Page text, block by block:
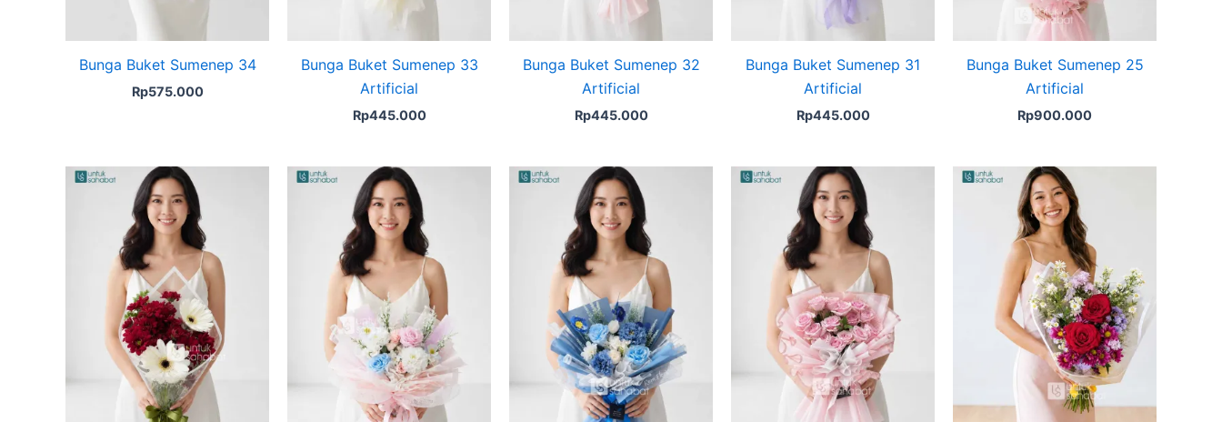
Bunga Buket Sumenep 34
Rp575.000
Bunga Buket Sumenep 33
Artificial
Rp445.000
Bunga Buket Sumenep 32
Artificial
Rp445.000
Bunga Buket Sumenep 31
Artificial
Rp445.000
Bunga Buket Sumenep 25
Artificial
Rp900.000